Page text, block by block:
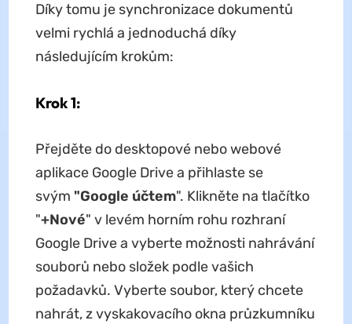
Díky tomu je synchronizace dokumentů
velmi rychlá a jednoduchá díky
následujícím krokům:
Krok 1:
Přejděte do desktopové nebo webové
aplikace Google Drive a přihlaste se
svým "Google účtem". Klikněte na tlačítko
"+Nové" v levém horním rohu rozhraní
Google Drive a vyberte možnosti nahrávání
souborů nebo složek podle vašich
požadavků. Vyberte soubor, který chcete
nahrát, z vyskakovacího okna průzkumníku